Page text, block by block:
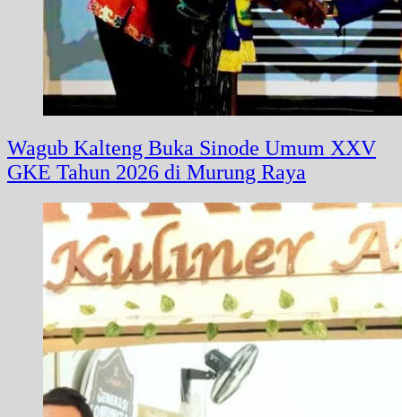
Wagub Kalteng Buka Sinode Umum XXV
GKE Tahun 2026 di Murung Raya